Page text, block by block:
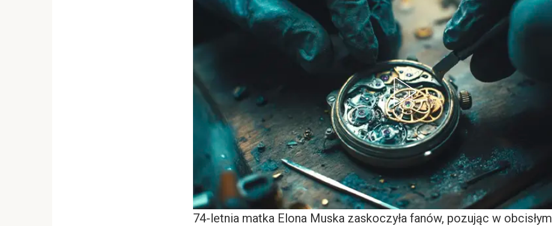
74-letnia matka Elona Muska zaskoczyła fanów, pozując w obcisłym